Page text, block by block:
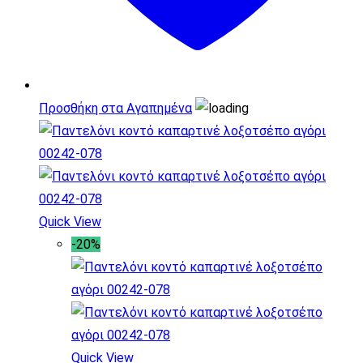
στη
Προσθήκη στα Αγαπημένα
Quick View
-20%
Quick View